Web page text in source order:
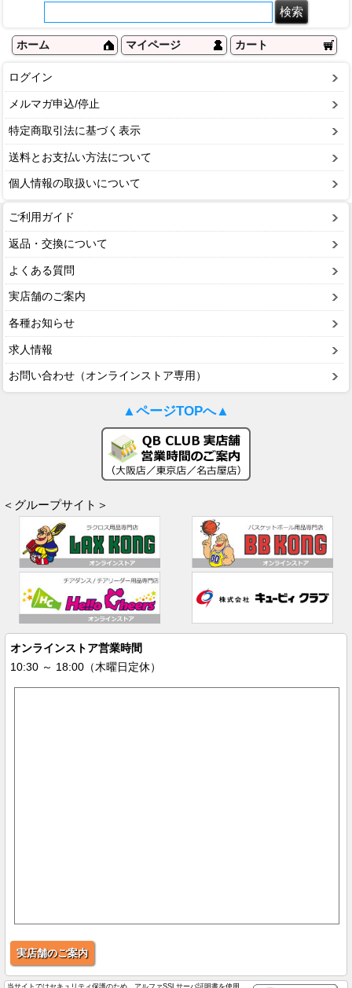
ホーム マイページ カート
ログイン
メルマガ申込/停止
特定商取引法に基づく表示
送料とお支払い方法について
個人情報の取扱いについて
ご利用ガイド
返品・交換について
よくある質問
実店舗のご案内
各種お知らせ
求人情報
お問い合わせ（オンラインストア専用）
▲ページTOPへ▲
＜グループサイト＞
オンラインストア営業時間
10:30 ～ 18:00（木曜日定休）
実店舗のご案内